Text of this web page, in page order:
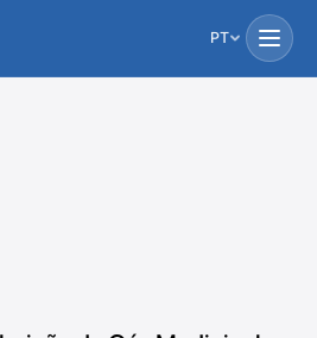
PT